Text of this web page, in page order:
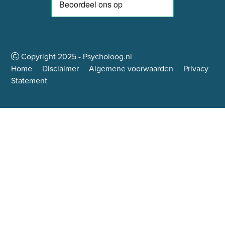
Copyright2025- Psycholoog.nl
Home
Disclaimer Algemene voorwaarden
Privacy
Statement